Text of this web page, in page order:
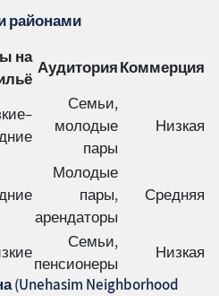
районами
на
АудиторияКоммерция
Семьи,
молодые
пары
Низкая
Молодые
пары,
арендаторы
Средняя
Семьи,
пенсионеры
Низкая
(Unehasim Neighborhood